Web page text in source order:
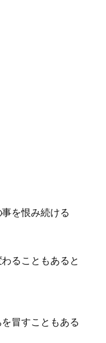
を恨み続ける
ることもあると
冒すこともある